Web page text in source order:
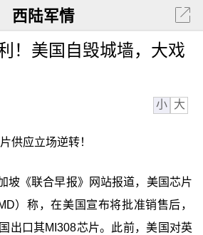
西陆军情
！美国自毁城墙，大戏
小 大
供应立场逆转！
坡《联合早报》网站报道，美国芯片
）称，在美国宣布将批准销售后，
出口其MI308芯片。此前，美国对英